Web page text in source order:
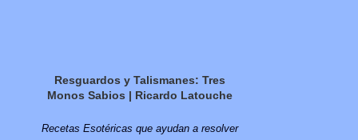
Resguardos y Talismanes: Tres
Monos Sabios | Ricardo Latouche
Recetas Esotéricas que ayudan a resolver